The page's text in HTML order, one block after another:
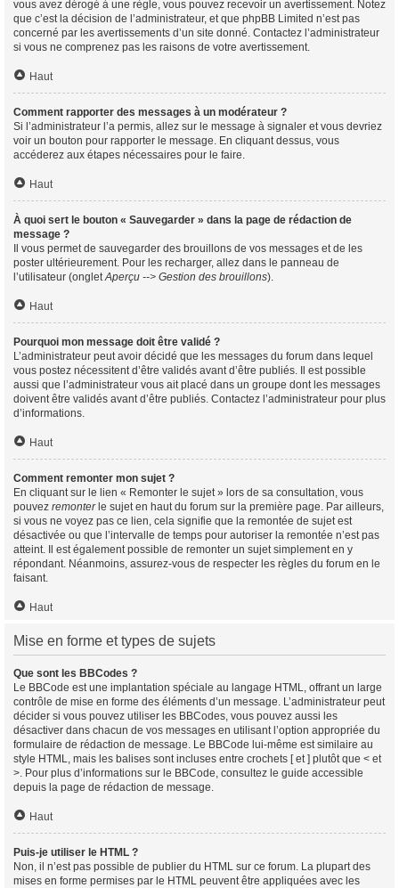
vous avez dérogé à une règle, vous pouvez recevoir un avertissement. Notez
que c’est la décision de l’administrateur, et que phpBB Limited n’est pas
concerné par les avertissements d’un site donné. Contactez l’administrateur
si vous ne comprenez pas les raisons de votre avertissement.
Haut
Comment rapporter des messages à un modérateur ?
Si l’administrateur l’a permis, allez sur le message à signaler et vous devriez
voir un bouton pour rapporter le message. En cliquant dessus, vous
accéderez aux étapes nécessaires pour le faire.
Haut
À quoi sert le bouton « Sauvegarder » dans la page de rédaction de
message ?
Il vous permet de sauvegarder des brouillons de vos messages et de les
poster ultérieurement. Pour les recharger, allez dans le panneau de
l’utilisateur (ongletAperçu --> Gestion des brouillons).
Haut
Pourquoi mon message doit être validé ?
L’administrateur peut avoir décidé que les messages du forum dans lequel
vous postez nécessitent d’être validés avant d’être publiés. Il est possible
aussi que l’administrateur vous ait placé dans un groupe dont les messages
doivent être validés avant d’être publiés. Contactez l’administrateur pour plus
d’informations.
Haut
Comment remonter mon sujet ?
En cliquant sur le lien « Remonter le sujet » lors de sa consultation, vous
pouvez remonterle sujet en haut du forum sur la première page. Par ailleurs,
si vous ne voyez pas ce lien, cela signifie que la remontée de sujet est
désactivée ou que l’intervalle de temps pour autoriser la remontée n’est pas
atteint. Il est également possible de remonter un sujet simplement en y
répondant. Néanmoins, assurez-vous de respecter les règles du forum en le
faisant.
Haut
Mise en forme et types de sujets
Que sont les BBCodes ?
Le BBCode est une implantation spéciale au langage HTML, offrant un large
contrôle de mise en forme des éléments d’un message. L’administrateur peut
décider si vous pouvez utiliser les BBCodes, vous pouvez aussi les
désactiver dans chacun de vos messages en utilisant l’option appropriée du
formulaire de rédaction de message. Le BBCode lui-même est similaire au
style HTML, mais les balises sont incluses entre crochets [ et ] plutôt que < et
>. Pour plus d’informations sur le BBCode, consultez le guide accessible
depuis la page de rédaction de message.
Haut
Puis-je utiliser le HTML ?
Non, il n’est pas possible de publier du HTML sur ce forum. La plupart des
mises en forme permises par le HTML peuvent être appliquées avec les